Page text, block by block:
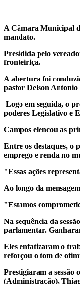
A Câmara Municipal
mandato.
Presidida pelo
fronteiriça.
A abertura foi
pastor Delson
Logo em seguida, o
poderes Legislativo e
Campos elencou as
Entre os destaques, o
emprego e renda no
"Essas ações
Ao longo da
"Estamos
Na sequência da
parlamentar.
Eles enfatizaram o
reforçou o tom de
Prestigiaram a
(Administração),